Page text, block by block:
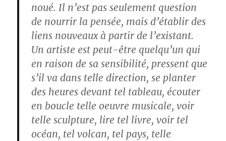
noué. Il n’est pas seulement question
de nourrir la pensée, mais d’établir des
liens nouveaux à partir de l’existant.
Un artiste est peut-être quelqu’un qui
en raison de sa sensibilité, pressent que
s’il va dans telle direction, se planter
des heures devant tel tableau, écouter
en boucle telle oeuvre musicale, voir
telle sculpture, lire tel livre, voir tel
océan, tel volcan, tel pays, telle